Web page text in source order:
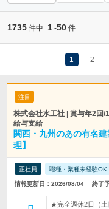
1735 件中 1 -50 件
1 2
注目
株式会社水工社 | 賞与年2回
給与支給
関西・九州のあの有名
理】
正社員 職種・業種未経験OK
情報更新日：2026/08/04 終了
★完全週休2日（